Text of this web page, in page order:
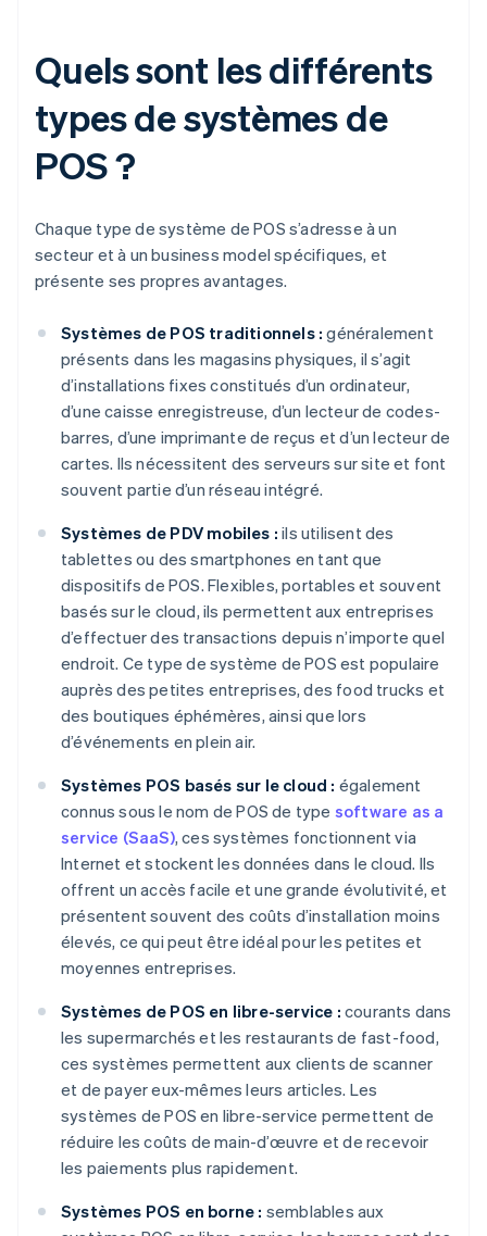
Quels sont les différents
types de systèmes de
POS ?
Chaque type de système de POS s’adresse à un
secteur et à un business model spécifiques, et
présente ses propres avantages.
Systèmes de POS traditionnels : généralement
présents dans les magasins physiques, il s’agit
d’installations fixes constitués d’un ordinateur,
d’une caisse enregistreuse, d’un lecteur de codes-
barres, d’une imprimante de reçus et d’un lecteur de
cartes. Ils nécessitent des serveurs sur site et font
souvent partie d’un réseau intégré.
Systèmes de PDV mobiles : ils utilisent des
tablettes ou des smartphones en tant que
dispositifs de POS. Flexibles, portables et souvent
basés sur le cloud, ils permettent aux entreprises
d’effectuer des transactions depuis n’importe quel
endroit. Ce type de système de POS est populaire
auprès des petites entreprises, des food trucks et
des boutiques éphémères, ainsi que lors
d’événements en plein air.
Systèmes POS basés sur le cloud : également
connus sous le nom de POS de type software as a
service (SaaS), ces systèmes fonctionnent via
Internet et stockent les données dans le cloud. Ils
offrent un accès facile et une grande évolutivité, et
présentent souvent des coûts d’installation moins
élevés, ce qui peut être idéal pour les petites et
moyennes entreprises.
Systèmes de POS en libre-service : courants dans
les supermarchés et les restaurants de fast-food,
ces systèmes permettent aux clients de scanner
et de payer eux-mêmes leurs articles. Les
systèmes de POS en libre-service permettent de
réduire les coûts de main-d’œuvre et de recevoir
les paiements plus rapidement.
Systèmes POS en borne : semblables aux